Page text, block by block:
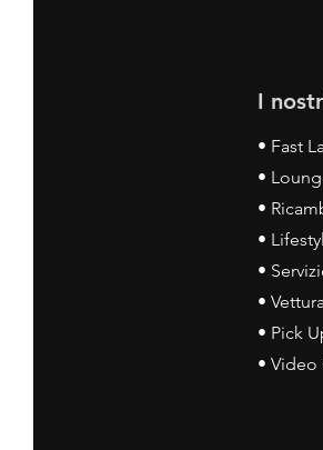
I
• Fast
•
•
•
•
•
• Pick
•